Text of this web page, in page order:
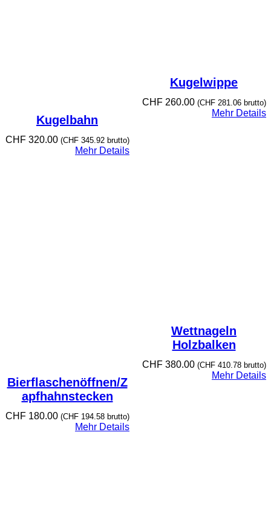
Kugelbahn
CHF320.00 (CHF345.92brutto)
Mehr Details
Kugelwippe
CHF260.00 (CHF281.06brutto)
Mehr Details
Bierflaschenöffnen/Z
apfhahnstecken
CHF180.00 (CHF194.58brutto)
Mehr Details
Wettnageln
Holzbalken
CHF380.00 (CHF410.78brutto)
Mehr Details